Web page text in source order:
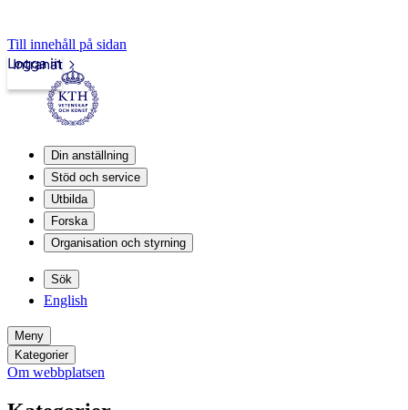
Till innehåll på sidan
Intranät
Logga in
Din anställning
Stöd och service
Utbilda
Forska
Organisation och styrning
Sök
English
Meny
Kategorier
Om webbplatsen